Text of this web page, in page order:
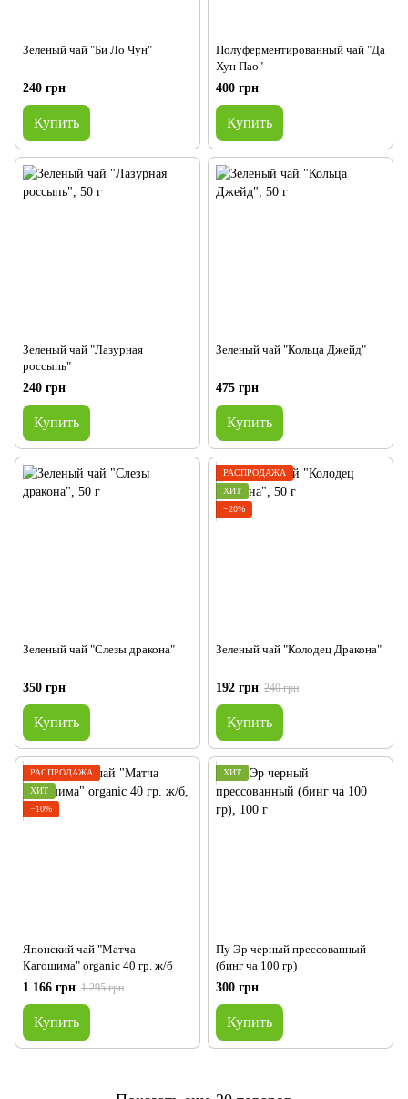
Зеленый чай "Би Ло Чун"
240 грн
Купить
Полуферментированный чай "Да
Хун Пао"
400 грн
Купить
Зеленый чай "Лазурная
россыпь"
240 грн
Купить
Зеленый чай "Кольца Джейд"
475 грн
Купить
Зеленый чай "Слезы дракона"
350 грн
Купить
РАСПРОДАЖА
ХИТ
−20%
Зеленый чай "Колодец Дракона"
192 грн 240 грн
Купить
РАСПРОДАЖА
ХИТ
−10%
Японский чай "Матча
Кагошима" organic 40 гр. ж/б
1 166 грн 1 295 грн
Купить
ХИТ
Пу Эр черный прессованный
(бинг ча 100 гр)
300 грн
Купить